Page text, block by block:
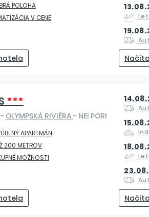
POLOHA
V CENE
***
- OLYMPSKÁ RIVIÉRA - NEI PORI
APARTMÁN
200 METROV
MOŽNOSTI